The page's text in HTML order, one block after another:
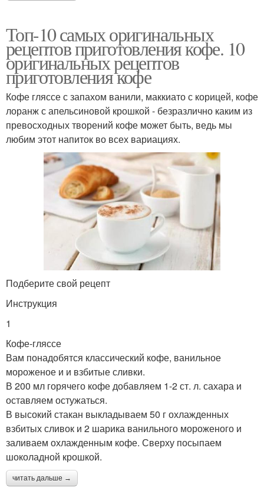
Топ-10 самых оригинальных
рецептов приготовления кофе. 10
оригинальных рецептов
приготовления кофе
Кофе гляссе с запахом ванили, маккиато с корицей, кофе
лоранж с апельсиновой крошкой - безразлично каким из
превосходных творений кофе может быть, ведь мы
любим этот напиток во всех вариациях.
Подберите свой рецепт
Инструкция
1
Кофе-гляссе
Вам понадобятся классический кофе, ванильное
мороженое и и взбитые сливки.
В 200 мл горячего кофе добавляем 1-2 ст. л. сахара и
оставляем остужаться.
В высокий стакан выкладываем 50 г охлажденных
взбитых сливок и 2 шарика ванильного мороженого и
заливаем охлажденным кофе. Сверху посыпаем
шоколадной крошкой.
читать дальше →